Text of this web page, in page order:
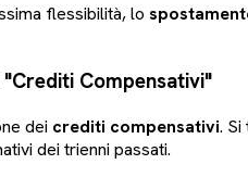
flessibilità, lo
"Crediti Compensativi"
dei crediti compensativi.
dei trienni passati.